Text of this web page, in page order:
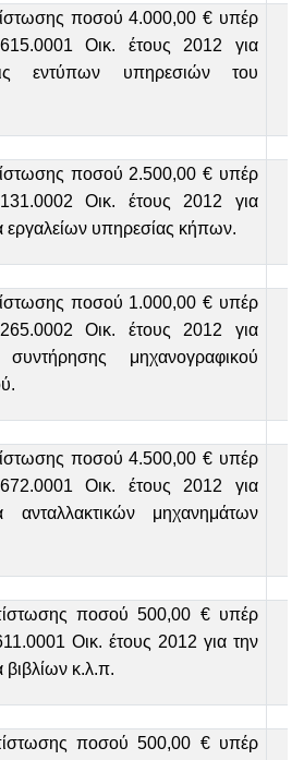
ποσού 4.000,00 € υπέρ
Οικ. έτους 2012 για
εντύπων υπηρεσιών του
ποσού 2.500,00 € υπέρ
Οικ. έτους 2012 για
εργαλείων υπηρεσίας κήπων.
ποσού 1.000,00 € υπέρ
Οικ. έτους 2012 για
συντήρησης μηχανογραφικού
ποσού 4.500,00 € υπέρ
Οικ. έτους 2012 για
ανταλλακτικών μηχανημάτων
ποσού 500,00 € υπέρ
Οικ. έτους 2012 για την
βιβλίων κ.λ.π.
ποσού 500,00 € υπέρ